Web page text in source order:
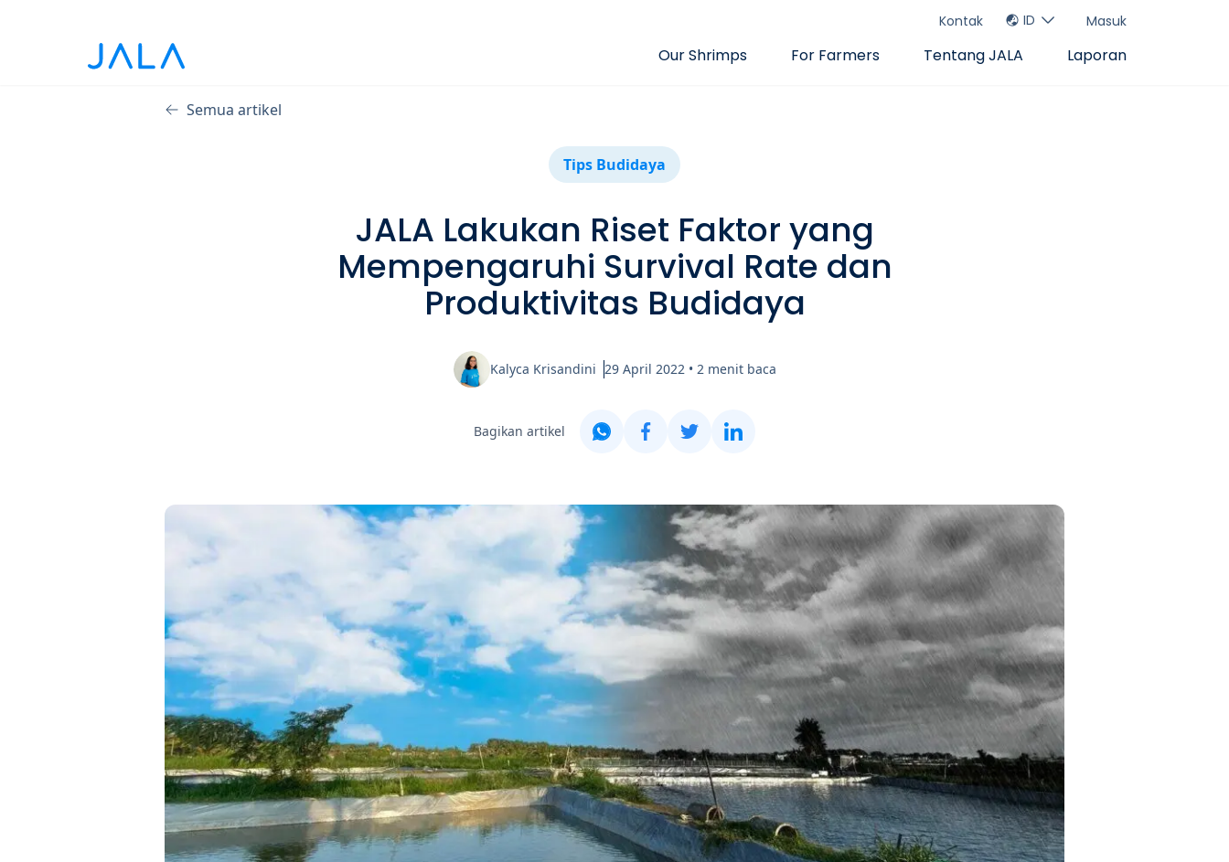
Kontak ID Masuk
Our Shrimps For Farmers Tentang JALA Laporan
Semua artikel
Tips Budidaya
JALA Lakukan Riset Faktor yang
Mempengaruhi Survival Rate dan
Produktivitas Budidaya
Kalyca Krisandini 29 April 2022 • 2 menit baca
Bagikan artikel